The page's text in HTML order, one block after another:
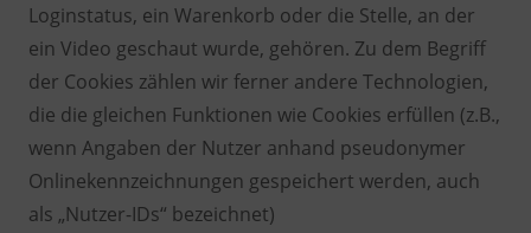
Loginstatus, ein Warenkorb oder die Stelle, an der
ein Video geschaut wurde, gehören. Zu dem Begriff
der Cookies zählen wir ferner andere Technologien,
die die gleichen Funktionen wie Cookies erfüllen (z.B.,
wenn Angaben der Nutzer anhand pseudonymer
Onlinekennzeichnungen gespeichert werden, auch
als „Nutzer-IDs“ bezeichnet)